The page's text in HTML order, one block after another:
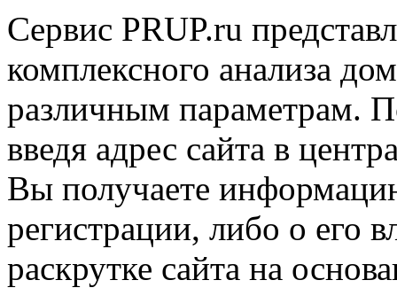
Сервис PRUP.ru
комплексного анализа
различным параметрам.
введя адрес сайта в
Вы получаете
регистрации, либо о его
раскрутке сайта на